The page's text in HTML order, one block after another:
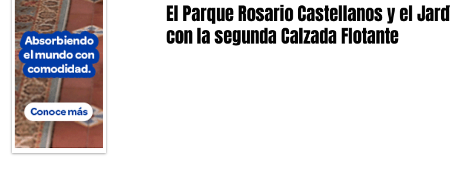
El Parque Rosario Castellanos y el
con la segunda Calzada Flotante